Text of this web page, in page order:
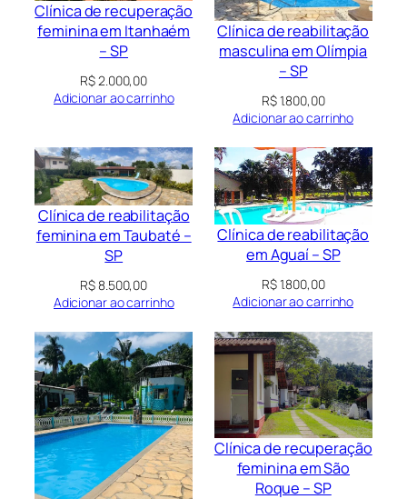
Clínica de recuperação
feminina em Itanhaém
– SP
R$2.000,00
Adicionar ao carrinho
Clínica de reabilitação
masculina em Olímpia
– SP
R$1.800,00
Adicionar ao carrinho
Clínica de reabilitação
feminina em Taubaté –
SP
R$8.500,00
Adicionar ao carrinho
Clínica de reabilitação
em Aguaí – SP
R$1.800,00
Adicionar ao carrinho
Clínica de recuperação
feminina em São
Roque – SP